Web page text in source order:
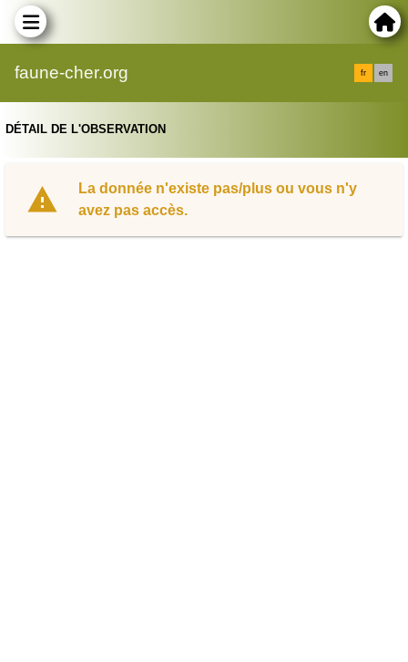
faune-cher.org fr en
DÉTAIL DE L'OBSERVATION
La donnée n'existe pas/plus ou vous n'y
avez pas accès.